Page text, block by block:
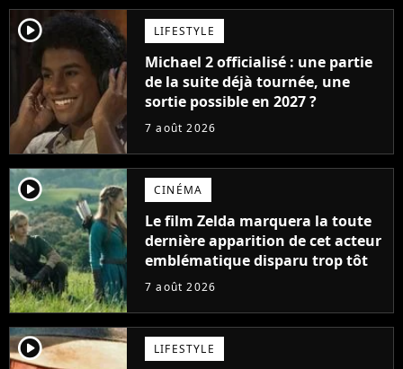
player2 LIFESTYLE
Michael 2 officialisé : une partie
de la suite déjà tournée, une
sortie possible en 2027 ?
7 août 2026
player2 CINÉMA
Le film Zelda marquera la toute
dernière apparition de cet acteur
emblématique disparu trop tôt
7 août 2026
player2 LIFESTYLE